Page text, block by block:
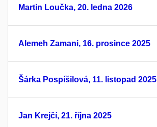
Martin Loučka, 20. ledna 2026
Alemeh Zamani, 16. prosince 2025
Šárka Pospíšilová, 11. listopad 2025
Jan Krejčí, 21. října 2025